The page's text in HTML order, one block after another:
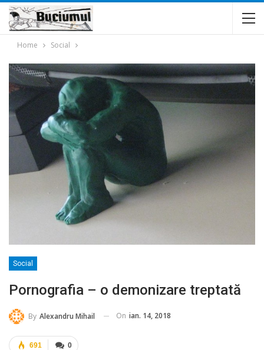
Home Social
Social
Pornografia – o demonizare treptată
By Alexandru Mihail On ian. 14, 2018
0
691